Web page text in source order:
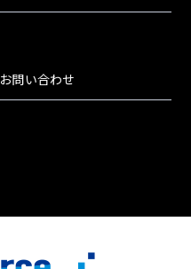
お問い合わせ